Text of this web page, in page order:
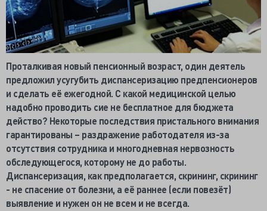
Проталкивая новый пенсионный возраст, один деятель
предложил усугубить диспансеризацию предпенсионеров
и сделать её ежегодной. С какой медицинской целью
надобно проводить сие не бесплатное для бюджета
действо? Некоторые последствия пристального внимания
гарантированы – раздражение работодателя из-за
отсутствия сотрудника и многодневная нервозность
обследующегося, которому не до работы.
Диспансеризация, как предполагается, скрининг, скрининг
- не спасение от болезни, а её раннее (если повезёт)
выявление и нужен он не всем и не всегда.